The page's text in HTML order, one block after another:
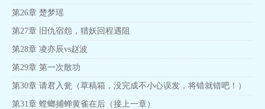
第26章 楚梦瑶
第27章 旧仇宿怨，猎妖回程遇阻
第28章 凌亦辰vs赵波
第29章 第一次散功
第30章 请君入瓮（草稿箱，没完成不小心误发，将错就错吧！）
第31章 螳螂捕蝉黄雀在后（接上一章）